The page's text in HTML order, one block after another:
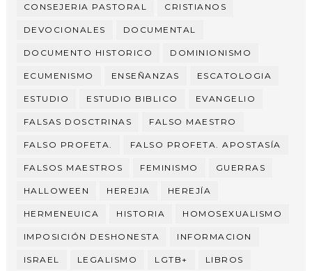
CONSEJERIA PASTORAL CRISTIANOS
DEVOCIONALES DOCUMENTAL
DOCUMENTO HISTORICO DOMINIONISMO
ECUMENISMO ENSEÑANZAS ESCATOLOGIA
ESTUDIO ESTUDIO BIBLICO EVANGELIO
FALSAS DOSCTRINAS FALSO MAESTRO
FALSO PROFETA. FALSO PROFETA. APOSTASÍA
FALSOS MAESTROS FEMINISMO GUERRAS
HALLOWEEN HEREJIA HEREJÍA
HERMENEUICA HISTORIA HOMOSEXUALISMO
IMPOSICIÓN DESHONESTA INFORMACION
ISRAEL LEGALISMO LGTB+ LIBROS